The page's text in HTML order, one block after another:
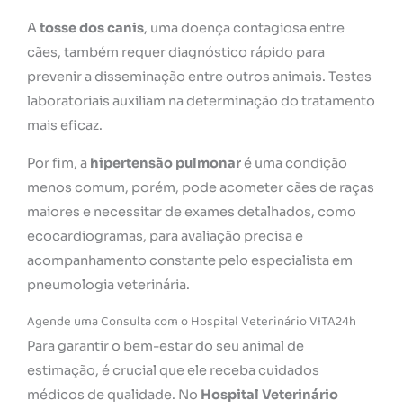
Atosse dos canis, uma doença contagiosa entre
cães, também requer diagnóstico rápido para
prevenir a disseminação entre outros animais. Testes
laboratoriais auxiliam na determinação do tratamento
mais eficaz.
Por fim, a hipertensão pulmonaré uma condição
menos comum, porém, pode acometer cães de raças
maiores e necessitar de exames detalhados, como
ecocardiogramas, para avaliação precisa e
acompanhamento constante pelo especialista em
pneumologia veterinária.
Agende uma Consulta com o Hospital Veterinário VITA24h
Para garantir o bem-estar do seu animal de
estimação, é crucial que ele receba cuidados
médicos de qualidade. No Hospital Veterinário